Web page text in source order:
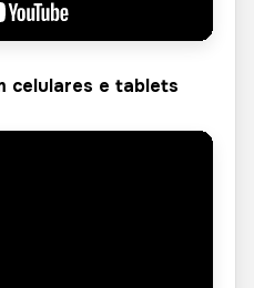
celulares e tablets